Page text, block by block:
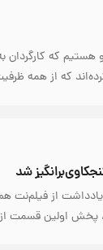
هستیم که
که از همه
شد
از فیلم‌نت
پخش اولین قسمت